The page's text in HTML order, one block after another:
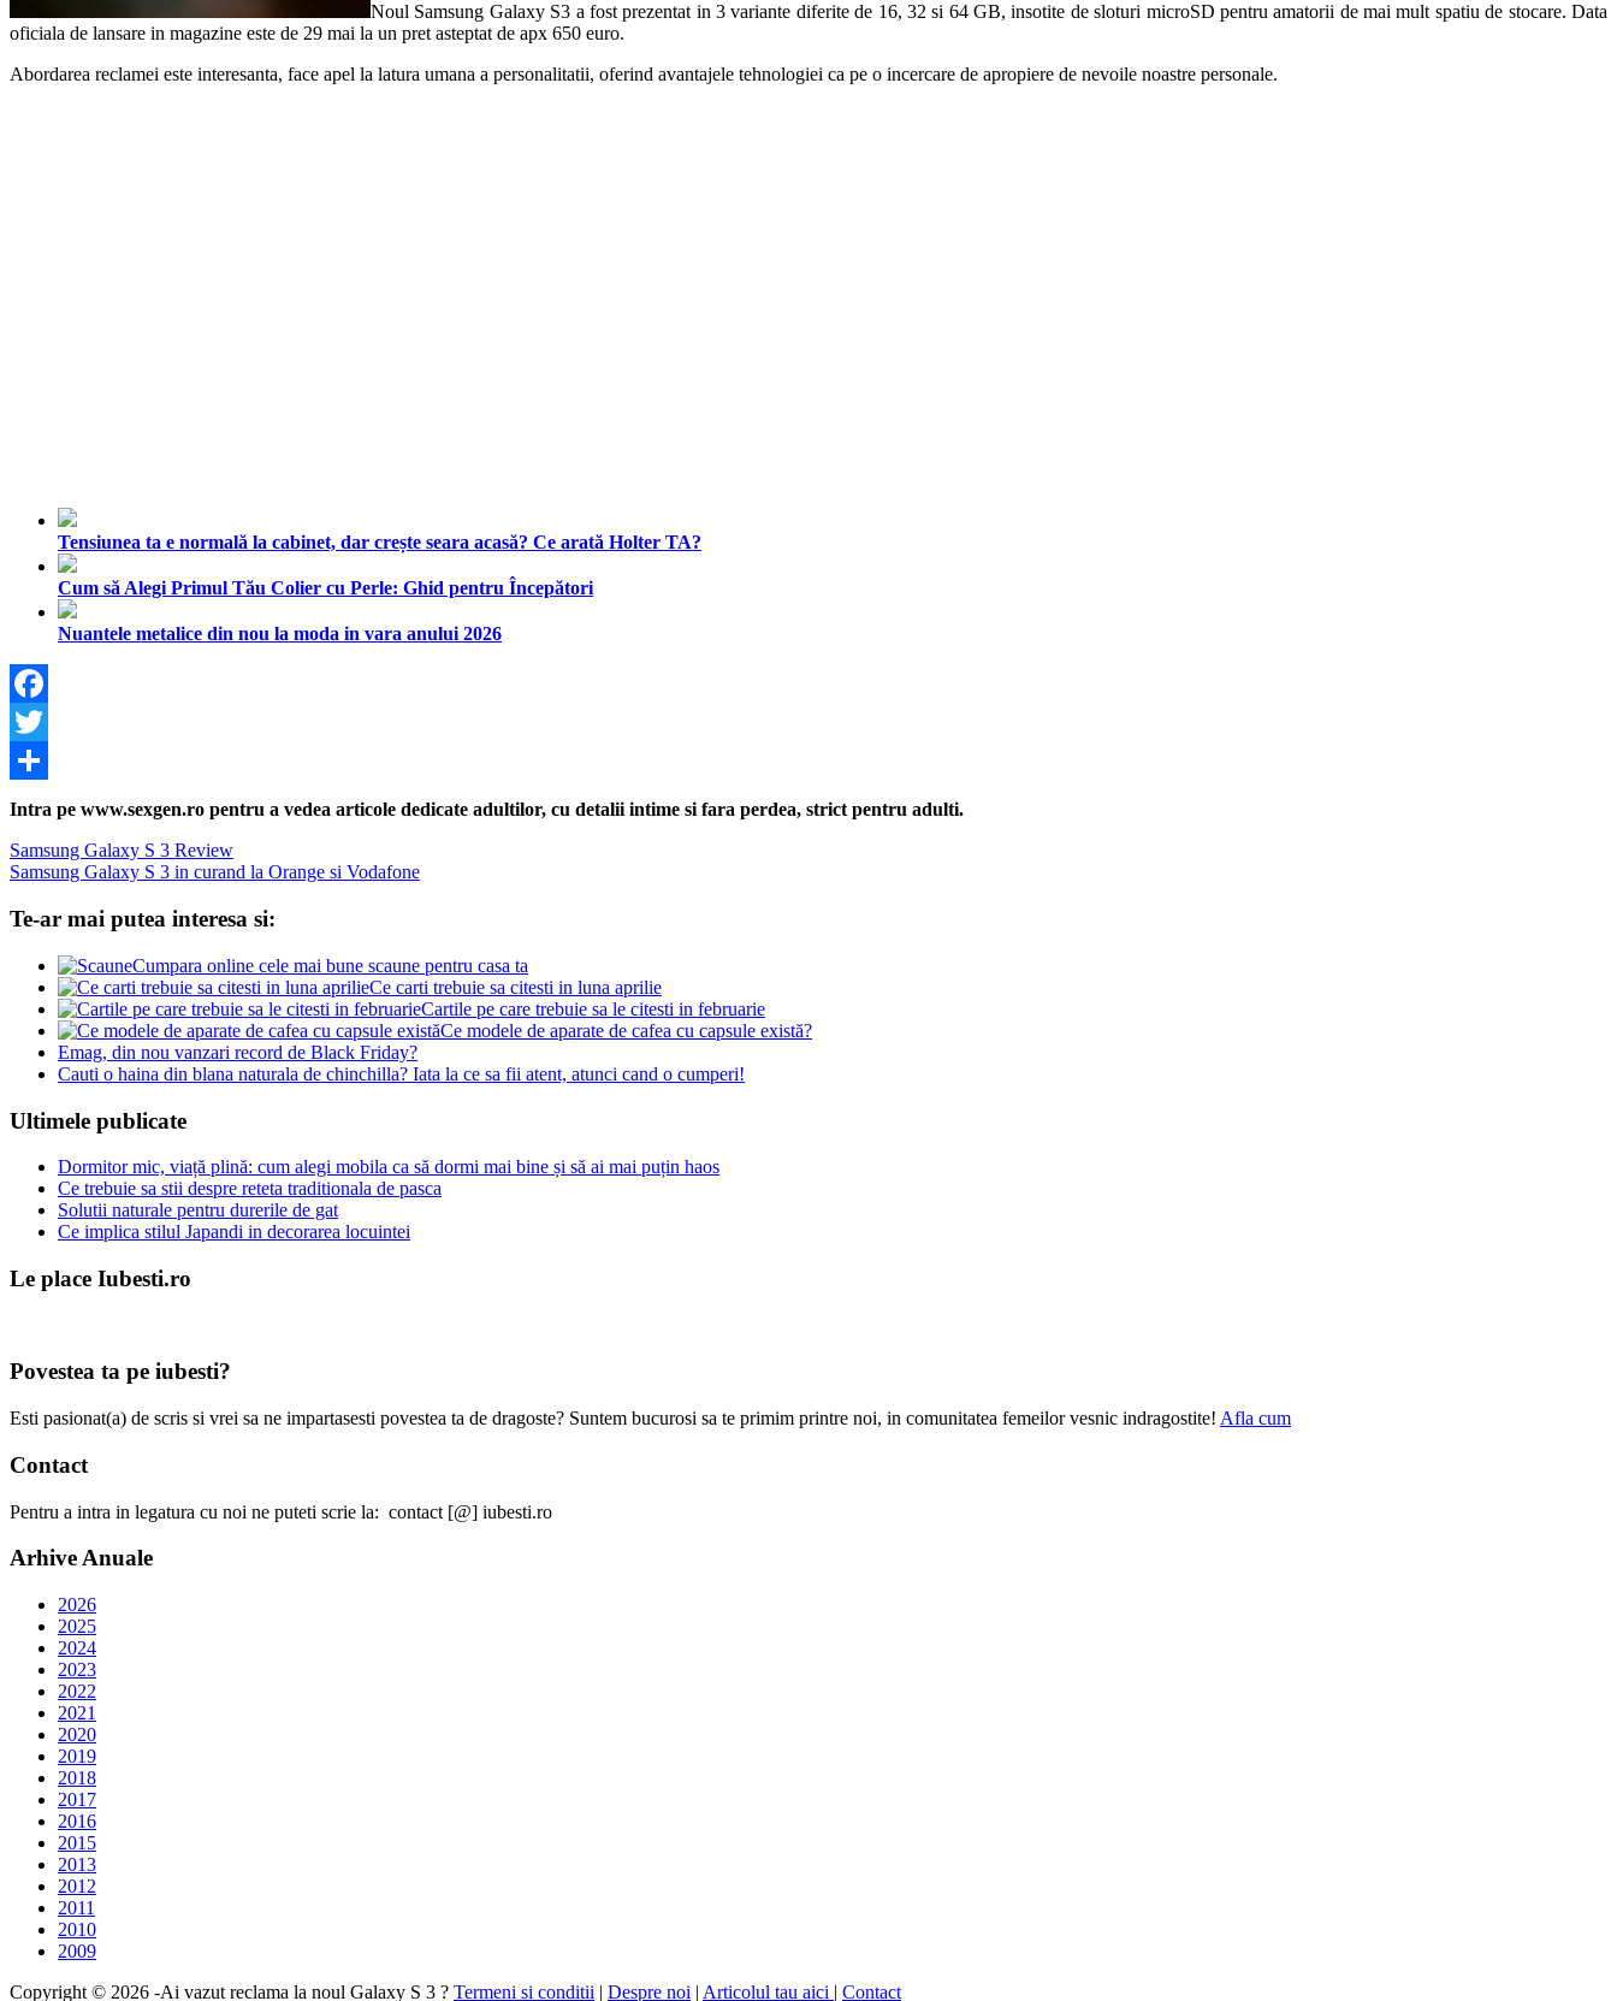
Noul Samsung Galaxy S3 a fost prezentat in 3 variante diferite de 16, 32 si 64 GB, insotite de sloturi microSD pentru amatorii de mai mult spatiu de stocare. Data
oficiala de lansare in magazine este de 29 mai la un pret asteptat de apx 650 euro.
Abordarea reclamei este interesanta, face apel la latura umana a personalitatii, oferind avantajele tehnologiei ca pe o incercare de apropiere de nevoile noastre personale.
Tensiunea ta e normală la cabinet, dar crește seara acasă? Ce arată Holter TA?
Cum să Alegi Primul Tău Colier cu Perle: Ghid pentru Începători
Nuantele metalice din nou la moda in vara anului 2026
Facebook
Twitter
Share
Intra pe www.sexgen.ro pentru a vedea articole dedicate adultilor, cu detalii intime si fara perdea, strict pentru adulti.
Navigare
în
articole
Previous
Post:
Samsung Galaxy S 3 Review
Next
Samsung Galaxy S 3 in curand la Orange si Vodafone
Te-ar mai putea interesa si:
Cumpara online cele mai bune scaune pentru casa ta
Ce carti trebuie sa citesti in luna aprilie
Cartile pe care trebuie sa le citesti in februarie
Ce modele de aparate de cafea cu capsule există?
Emag, din nou vanzari record de Black Friday?
Cauti o haina din blana naturala de chinchilla? Iata la ce sa fii atent, atunci cand o cumperi!
Ultimele publicate
Dormitor mic, viață plină: cum alegi mobila ca să dormi mai bine și să ai mai puțin haos
Ce trebuie sa stii despre reteta traditionala de pasca
Solutii naturale pentru durerile de gat
Ce implica stilul Japandi in decorarea locuintei
Le place Iubesti.ro
Povestea ta pe iubesti?
Esti pasionat(a) de scris si vrei sa ne impartasesti povestea ta de dragoste? Suntem bucurosi sa te primim printre noi, in comunitatea femeilor vesnic indragostite! Afla cum
Contact
Pentru a intra in legatura cu noi ne puteti scrie la: contact [@] iubesti.ro
Arhive Anuale
2026
2025
2024
2023
2022
2021
2020
2019
2018
2017
2016
2015
2013
2012
2011
2010
2009
Copyright © 2026 -Ai vazut reclama la noul Galaxy S 3 ? Termeni si conditii | Despre noi | Articolul tau aici | Contact